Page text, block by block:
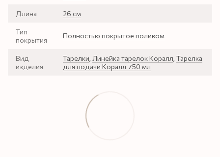
Длина 26 см
Тип
покрытия
Полностью покрытое поливом
Вид
изделия
Тарелки, Линейка тарелок Коралл, Тарелка
для подачи Коралл 750 мл